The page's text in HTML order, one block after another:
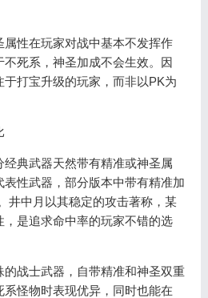
性在玩家对战中基本不发挥作
不死系，神圣加成不会生效。因
打宝升级的玩家，而非以PK为
典武器天然带有精准或神圣属
性武器，部分版本中带有精准加
井中月以其稳定的攻击著称，某
是追求命中率的玩家不错的选
战士武器，自带精准和神圣双重
系怪物时表现优异，同时也能在